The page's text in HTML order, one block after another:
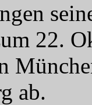
22.
ab.